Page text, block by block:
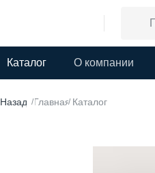
Каталог О компании
/Главная/ Каталог
Назад